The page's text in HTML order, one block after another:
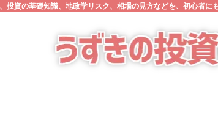
投資の基礎知識、地政学リスク、相場の見方などを、初心者に